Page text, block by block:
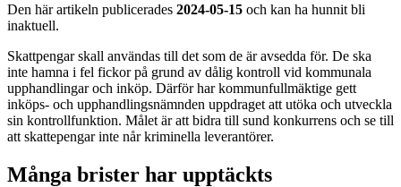
Den här artikeln publicerades 2024-05-15 och kan ha hunnit bli
inaktuell.
Skattpengar skall användas till det som de är avsedda för. De ska
inte hamna i fel fickor på grund av dålig kontroll vid kommunala
upphandlingar och inköp. Därför har kommunfullmäktige gett
inköps- och upphandlingsnämnden uppdraget att utöka och utveckla
sin kontrollfunktion. Målet är att bidra till sund konkurrens och se till
att skattepengar inte når kriminella leverantörer.
Många brister har upptäckts